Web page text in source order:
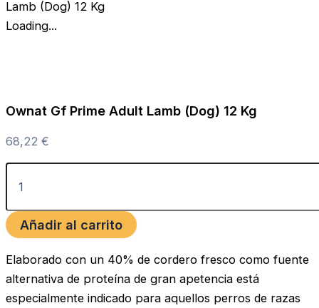
Lamb (Dog) 12 Kg
Loading...
Ownat Gf Prime Adult Lamb (Dog) 12 Kg
68,22 €
Añadir al carrito
Elaborado con un 40% de cordero fresco como fuente
alternativa de proteína de gran apetencia está
especialmente indicado para aquellos perros de razas